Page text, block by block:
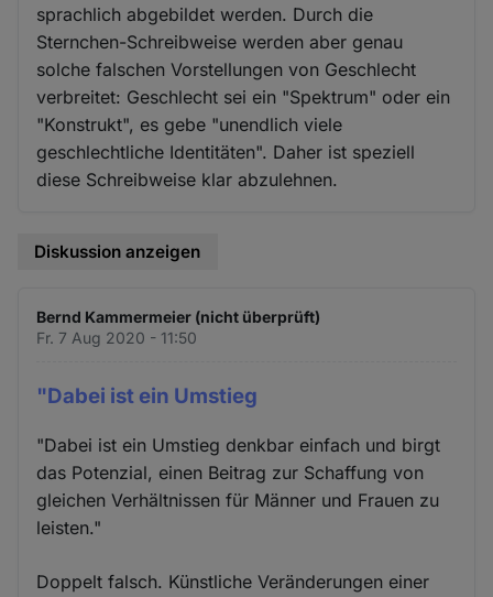
sprachlich abgebildet werden. Durch die
Sternchen-Schreibweise werden aber genau
solche falschen Vorstellungen von Geschlecht
verbreitet: Geschlecht sei ein "Spektrum" oder ein
"Konstrukt", es gebe "unendlich viele
geschlechtliche Identitäten". Daher ist speziell
diese Schreibweise klar abzulehnen.
Diskussion anzeigen
Bernd Kammermeier (nicht überprüft)
Fr. 7 Aug 2020 - 11:50
"Dabei ist ein Umstieg
"Dabei ist ein Umstieg denkbar einfach und birgt
das Potenzial, einen Beitrag zur Schaffung von
gleichen Verhältnissen für Männer und Frauen zu
leisten."
Doppelt falsch. Künstliche Veränderungen einer